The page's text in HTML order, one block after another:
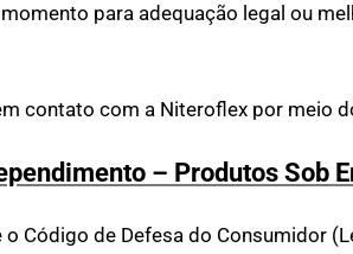
para adequação legal ou
contato com a Niteroflex por meio
– Produtos Sob
Código de Defesa do Consumidor